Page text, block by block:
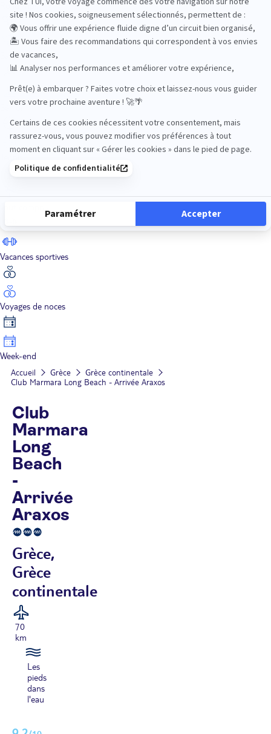
Road Trips
Safari
Sénior
Vacances sportives
Voyages de noces
Week-end
Accueil Grèce
Grèce continentale
Club Marmara Long Beach - Arrivée Araxos
Club
Marmara
Long
Beach
-
Arrivée
Araxos
Grèce,
Grèce
continentale
70
km
Les
pieds
dans
l'eau